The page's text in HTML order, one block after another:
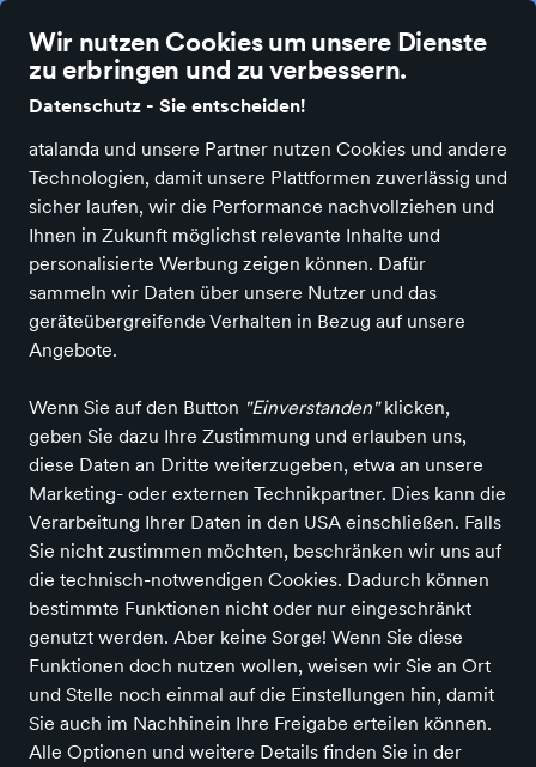
Wir nutzen Cookies um unsere Dienste
zu erbringen und zu verbessern.
Datenschutz - Sie entscheiden!
atalanda und unsere Partner nutzen Cookies und andere
Technologien, damit unsere Plattformen zuverlässig und
sicher laufen, wir die Performance nachvollziehen und
Ihnen in Zukunft möglichst relevante Inhalte und
personalisierte Werbung zeigen können. Dafür
sammeln wir Daten über unsere Nutzer und das
geräteübergreifende Verhalten in Bezug auf unsere
Angebote.
Wenn Sie auf den Button "Einverstanden"klicken,
geben Sie dazu Ihre Zustimmung und erlauben uns,
diese Daten an Dritte weiterzugeben, etwa an unsere
Marketing- oder externen Technikpartner. Dies kann die
Verarbeitung Ihrer Daten in den USA einschließen. Falls
Sie nicht zustimmen möchten, beschränken wir uns auf
die technisch-notwendigen Cookies. Dadurch können
bestimmte Funktionen nicht oder nur eingeschränkt
genutzt werden. Aber keine Sorge! Wenn Sie diese
Funktionen doch nutzen wollen, weisen wir Sie an Ort
und Stelle noch einmal auf die Einstellungen hin, damit
Sie auch im Nachhinein Ihre Freigabe erteilen können.
Alle Optionen und weitere Details finden Sie in der
Alle Kategorien Neuheiten Angebote Bücher & Medien
Einkaufen in Bochum Spielzeuge & Spiele
Spielwaren in Bochum
ALLE FILTER
Marken Farbe
2.602 Produkte